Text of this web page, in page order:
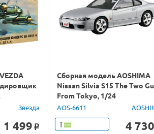
Звезда
1 499 o
Сборная модель AOSHIMA
Nissan Silvia S15 The Two
From Tokyo, 1/24
AOS-6611
Т 4 730